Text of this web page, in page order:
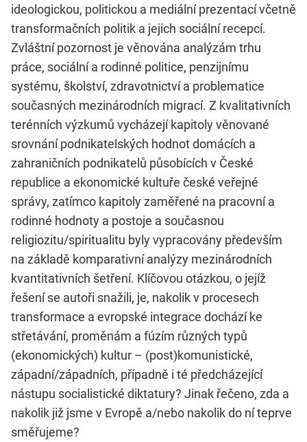
ideologickou, politickou a mediální prezentací včetně
transformačních politik a jejich sociální recepcí.
Zvláštní pozornost je věnována analýzám trhu
práce, sociální a rodinné politice, penzijnímu
systému, školství, zdravotnictví a problematice
současných mezinárodních migrací. Z kvalitativních
terénních výzkumů vycházejí kapitoly věnované
srovnání podnikatelských hodnot domácích a
zahraničních podnikatelů působících v České
republice a ekonomické kultuře české veřejné
správy, zatímco kapitoly zaměřené na pracovní a
rodinné hodnoty a postoje a současnou
religiozitu/spiritualitu byly vypracovány především
na základě komparativní analýzy mezinárodních
kvantitativních šetření. Klíčovou otázkou, o jejíž
řešení se autoři snažili, je, nakolik v procesech
transformace a evropské integrace dochází ke
střetávání, proměnám a fúzím různých typů
(ekonomických) kultur – (post)komunistické,
západní/západních, případně i té předcházející
nástupu socialistické diktatury? Jinak řečeno, zda a
nakolik již jsme v Evropě a/nebo nakolik do ní teprve
směřujeme?